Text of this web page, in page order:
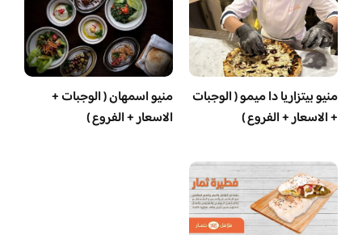
منيو بيتزاريا دا ميمو ( الوجبات
+ الاسعار + الفروع )
منيو اسمهان ( الوجبات +
الاسعار + الفروع )